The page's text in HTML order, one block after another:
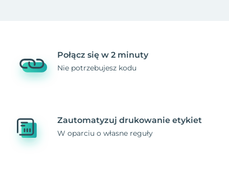
Połącz się w 2 minuty
Nie potrzebujesz kodu
Zautomatyzuj drukowanie etykiet
W oparciu o własne reguły